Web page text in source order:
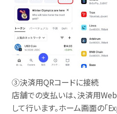
③決済用QRコードに接続
店舗での支払いは、決済用
して行います。ホーム画面の「